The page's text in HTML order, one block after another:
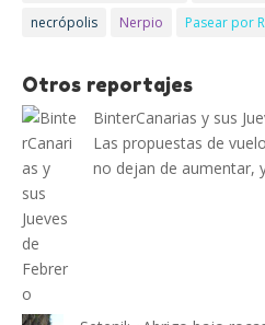
necrópolis
Nerpio Pasear por
Otros reportajes
BinterCanarias y sus
Las propuestas de
no dejan de aumentar,